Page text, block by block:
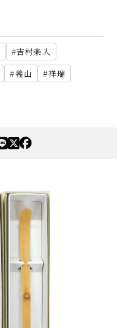
吉村楽入
義山
祥瑞